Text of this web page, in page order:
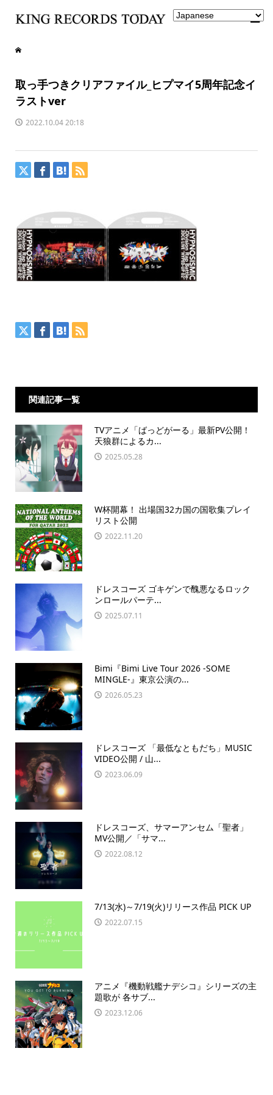
取っ手つきクリアファイル_ヒプマイ5周年記念イ
ラストver
2022.10.04 20:18
関連記事一覧
TVアニメ「ばっどがーる」最新PV公開！
天狼群によるカ...
2025.05.28
W杯開幕！ 出場国32カ国の国歌集プレイ
リスト公開
2022.11.20
ドレスコーズ ゴキゲンで醜悪なるロック
ンロールパーテ...
2025.07.11
Bimi『Bimi Live Tour 2026 -SOME
MINGLE-』東京公演の...
2026.05.23
ドレスコーズ 「最低なともだち」MUSIC
VIDEO公開 / 山...
2023.06.09
ドレスコーズ、サマーアンセム「聖者」
MV公開／「サマ...
2022.08.12
7/13(水)～7/19(火)リリース作品 PICK UP
2022.07.15
アニメ『機動戦艦ナデシコ』シリーズの主
題歌が 各サブ...
2023.12.06